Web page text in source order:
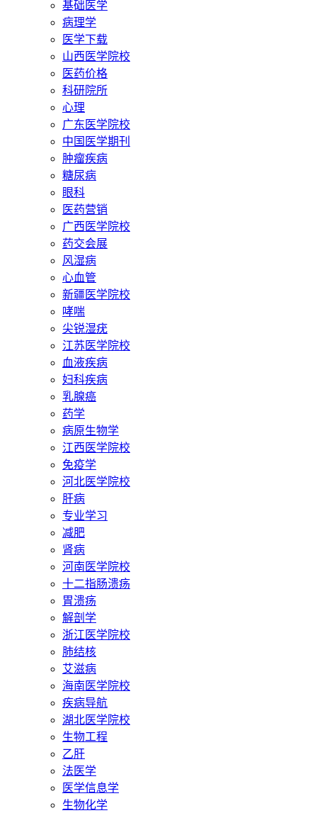
基础医学
病理学
医学下载
山西医学院校
医药价格
科研院所
心理
广东医学院校
中国医学期刊
肿瘤疾病
糖尿病
眼科
医药营销
广西医学院校
药交会展
风湿病
心血管
新疆医学院校
哮喘
尖锐湿疣
江苏医学院校
血液疾病
妇科疾病
乳腺癌
药学
病原生物学
江西医学院校
免疫学
河北医学院校
肝病
专业学习
减肥
肾病
河南医学院校
十二指肠溃疡
胃溃疡
解剖学
浙江医学院校
肺结核
艾滋病
海南医学院校
疾病导航
湖北医学院校
生物工程
乙肝
法医学
医学信息学
生物化学